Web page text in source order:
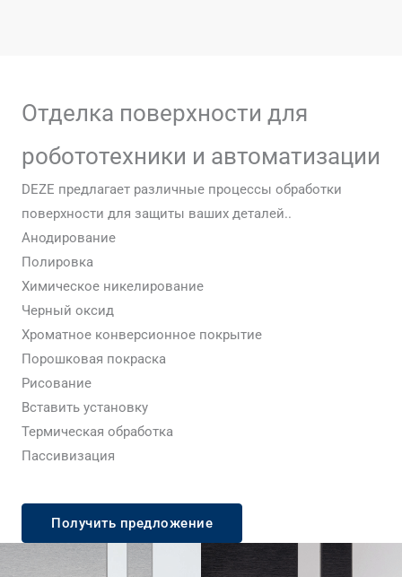
Отделка поверхности для
робототехники и автоматизации
DEZE предлагает различные процессы обработки
поверхности для защиты ваших деталей..
Анодирование
Полировка
Химическое никелирование
Черный оксид
Хроматное конверсионное покрытие
Порошковая покраска
Рисование
Вставить установку
Термическая обработка
Пассивизация
Получить предложение